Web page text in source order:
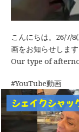
こんにちは。26/7/
画をお知らせします
Our type of
YouTube動画
シェイクシャ